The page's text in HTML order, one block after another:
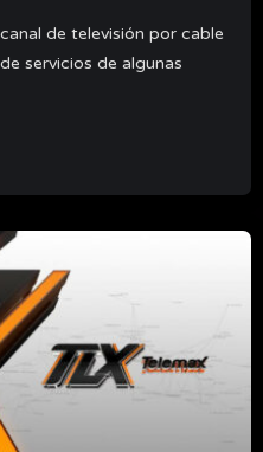
de televisión por cable
servicios de algunas